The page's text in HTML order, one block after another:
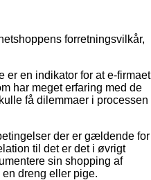
forretningsvilkår,
er en indikator for at e-firmaet
har meget erfaring med de
få dilemmaer i processen
der er gældende for
til det er det i øvrigt
sin shopping af
dreng eller pige.